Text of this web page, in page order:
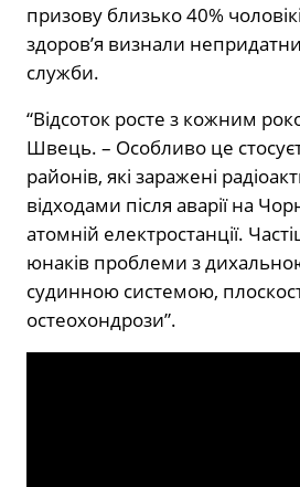
призову близько 40%
здоров’я визнали
служби.
“Відсоток росте з кожним
Швець. – Особливо це
районів, які заражені
відходами після аварії на
атомній електростанції.
юнаків проблеми з
судинною системою,
остеохондрози”.